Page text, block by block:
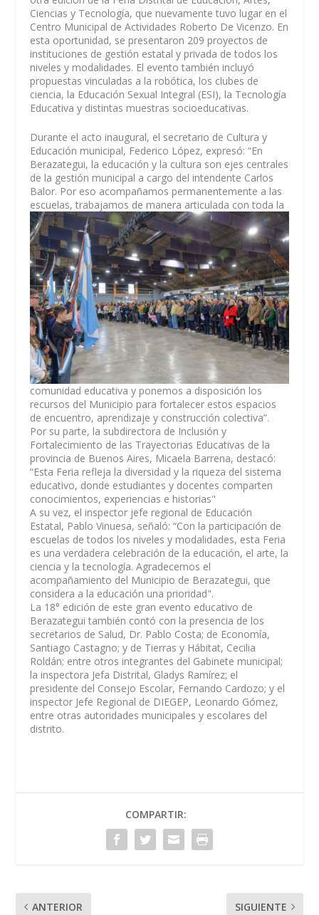
Ciencias y Tecnología, que nuevamente tuvo lugar en el
Centro Municipal de Actividades Roberto De Vicenzo. En
esta oportunidad, se presentaron 209 proyectos de
instituciones de gestión estatal y privada de todos los
niveles y modalidades. El evento también incluyó
propuestas vinculadas a la robótica, los clubes de
ciencia, la Educación Sexual Integral (ESI), la Tecnología
Educativa y distintas muestras socioeducativas.
Durante el acto inaugural, el secretario de Cultura y
Educación municipal, Federico López, expresó: “En
Berazategui, la educación y la cultura son ejes centrales
de la gestión municipal a cargo del intendente Carlos
Balor. Por eso acompañamos permanentemente a las
escuelas, trabajamos de manera articulada con toda la
comunidad educativa y ponemos a disposición los
recursos del Municipio para fortalecer estos espacios
de encuentro, aprendizaje y construcción colectiva”.
Por su parte, la subdirectora de Inclusión y
Fortalecimiento de las Trayectorias Educativas de la
provincia de Buenos Aires, Micaela Barrena, destacó:
“Esta Feria refleja la diversidad y la riqueza del sistema
educativo, donde estudiantes y docentes comparten
conocimientos, experiencias e historias"
A su vez, el inspector jefe regional de Educación
Estatal, Pablo Vinuesa, señaló: “Con la participación de
escuelas de todos los niveles y modalidades, esta Feria
es una verdadera celebración de la educación, el arte, la
ciencia y la tecnología. Agradecemos el
acompañamiento del Municipio de Berazategui, que
considera a la educación una prioridad".
La 18° edición de este gran evento educativo de
Berazategui también contó con la presencia de los
secretarios de Salud, Dr. Pablo Costa; de Economía,
Santiago Castagno; y de Tierras y Hábitat, Cecilia
Roldán; entre otros integrantes del Gabinete municipal;
la inspectora Jefa Distrital, Gladys Ramírez; el
presidente del Consejo Escolar, Fernando Cardozo; y el
inspector Jefe Regional de DIEGEP, Leonardo Gómez,
entre otras autoridades municipales y escolares del
distrito.
COMPARTIR:
ANTERIOR SIGUIENTE